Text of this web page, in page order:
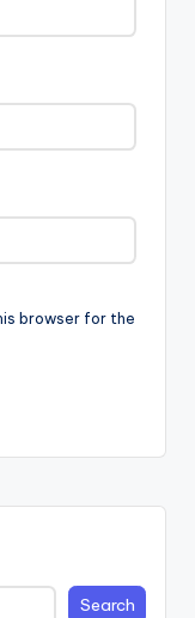
browser for the
Search